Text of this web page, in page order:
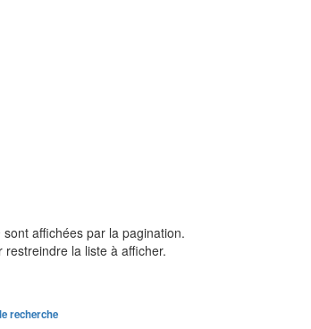
affichées par la pagination.
la liste à afficher.
recherche